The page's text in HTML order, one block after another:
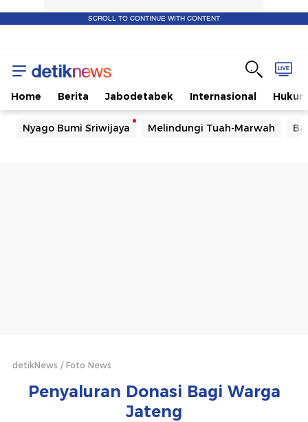
SCROLL TO CONTINUE WITH CONTENT
Home Berita Jabodetabek Internasional Hukum
Nyago Bumi Sriwijaya Melindungi Tuah-Marwah
detikNews Foto News
Penyaluran Donasi Bagi Warga
Jateng